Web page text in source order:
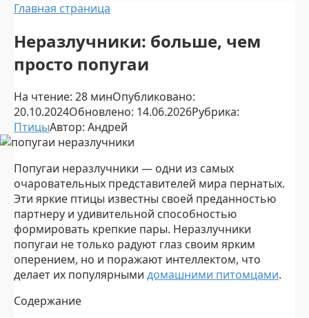
Главная страница
Неразлучники: больше, чем
просто попугаи
На чтение: 28 минОпубликовано:
20.10.2024Обновлено: 14.06.2026Рубрика:
ПтицыАвтор: Андрей
Попугаи неразлучники — одни из самых
очаровательных представителей мира пернатых.
Эти яркие птицы известны своей преданностью
партнеру и удивительной способностью
формировать крепкие пары. Неразлучники
попугаи не только радуют глаз своим ярким
оперением, но и поражают интеллектом, что
делает их популярными домашними питомцами.
Содержание